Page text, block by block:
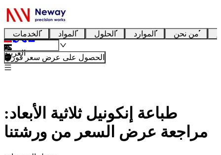
الخدمات المواد الحلول الموارد من نحن
العربية
الحصول على عرض سعر فوري
طباعة إنكونيل ثلاثية الأبعاد:
مراجعة عرض السعر من ورشتنا